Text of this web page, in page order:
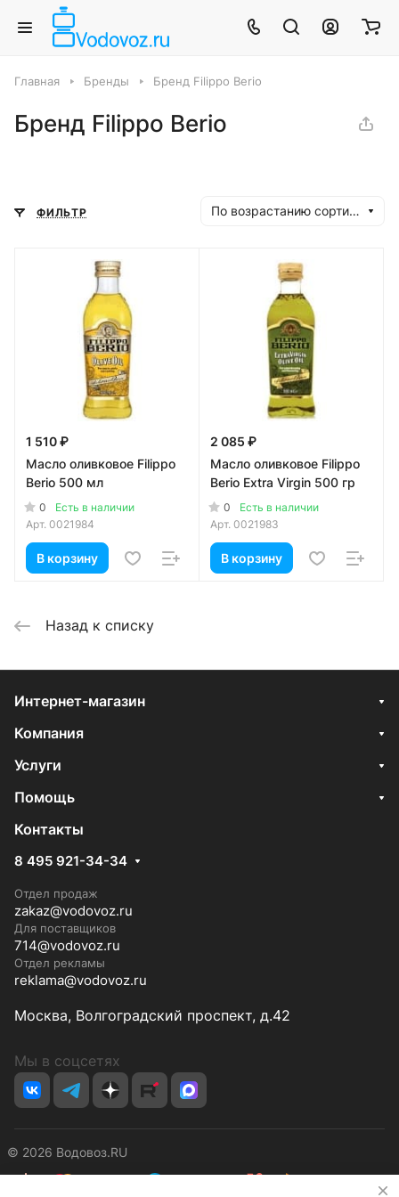
Главная Бренды Бренд Filippo Berio
Бренд Filippo Berio
ФИЛЬТР По возрастанию сортировки
1 510 ₽
Масло оливковое Filippo
Berio 500 мл
0
Есть в наличии
Арт. 0021984
В корзину
2 085 ₽
Масло оливковое Filippo
Berio Еxtra Virgin 500 гр
0
Есть в наличии
Арт. 0021983
В корзину
Назад к списку
Интернет-магазин
Компания
Услуги
Помощь
Контакты
8 495 921-34-34
Отдел продаж
zakaz@vodovoz.ru
Для поставщиков
714@vodovoz.ru
Отдел рекламы
reklama@vodovoz.ru
Москва, Волгоградский проспект, д.42
Мы в соцсетях
© 2026 Водовоз.RU